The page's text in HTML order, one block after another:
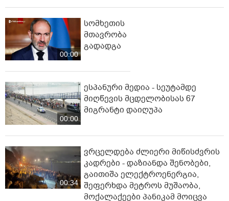
00:00
სომხეთის
მთავრობა
გადადგა
00:00
ესპანური მედია - სეუტამდე
მიღწევის მცდელობისას 67
მიგრანტი დაიღუპა
00:34
ვრცელდება ძლიერი მიწისძვრის
კადრები - დაზიანდა შენობები,
გაითიშა ელექტროენერგია,
შეფერხდა მეტროს მუშაობა,
მოქალაქეები პანიკამ მოიცვა